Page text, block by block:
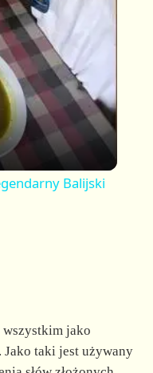
Balijski
wszystkim jako
. Jako taki jest używany